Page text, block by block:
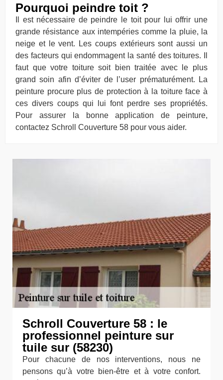
Pourquoi peindre toit ?
Il est nécessaire de peindre le toit pour lui offrir une
grande résistance aux intempéries comme la pluie, la
neige et le vent. Les coups extérieurs sont aussi un
des facteurs qui endommagent la santé des toitures. Il
faut que votre toiture soit bien traitée avec le plus
grand soin afin d’éviter de l’user prématurément. La
peinture procure plus de protection à la toiture face à
ces divers coups qui lui font perdre ses propriétés.
Pour assurer la bonne application de peinture,
contactez Schroll Couverture 58 pour vous aider.
Schroll Couverture 58 : le
professionnel peinture sur
tuile sur (58230)
Pour chacune de nos interventions, nous ne
pensons qu’à votre bien-être et à votre confort.